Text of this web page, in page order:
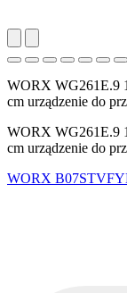
WORX WG261E.9
cm urządzenie do
WORX WG261E.9
cm urządzenie do
WORX